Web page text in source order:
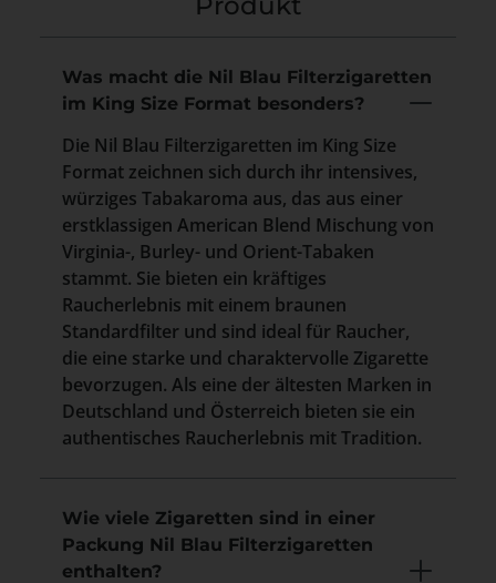
Was macht die Nil Blau Filterzigaretten
im King Size Format besonders?
Die Nil Blau Filterzigaretten im King Size
Format zeichnen sich durch ihr intensives,
würziges Tabakaroma aus, das aus einer
erstklassigen American Blend Mischung von
Virginia-, Burley- und Orient-Tabaken
stammt. Sie bieten ein kräftiges
Raucherlebnis mit einem braunen
Standardfilter und sind ideal für Raucher,
die eine starke und charaktervolle Zigarette
bevorzugen. Als eine der ältesten Marken in
Deutschland und Österreich bieten sie ein
authentisches Raucherlebnis mit Tradition.
Wie viele Zigaretten sind in einer
Packung Nil Blau Filterzigaretten
enthalten?